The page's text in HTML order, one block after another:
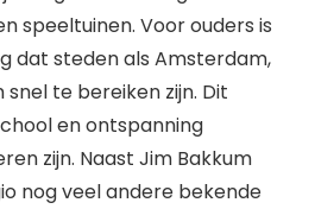
speeltuinen. Voor ouders is
dat steden als Amsterdam,
te bereiken zijn. Dit
en ontspanning
zijn. Naast Jim Bakkum
nog veel andere bekende